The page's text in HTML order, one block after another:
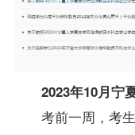
2023年10月宁
考前一周，考